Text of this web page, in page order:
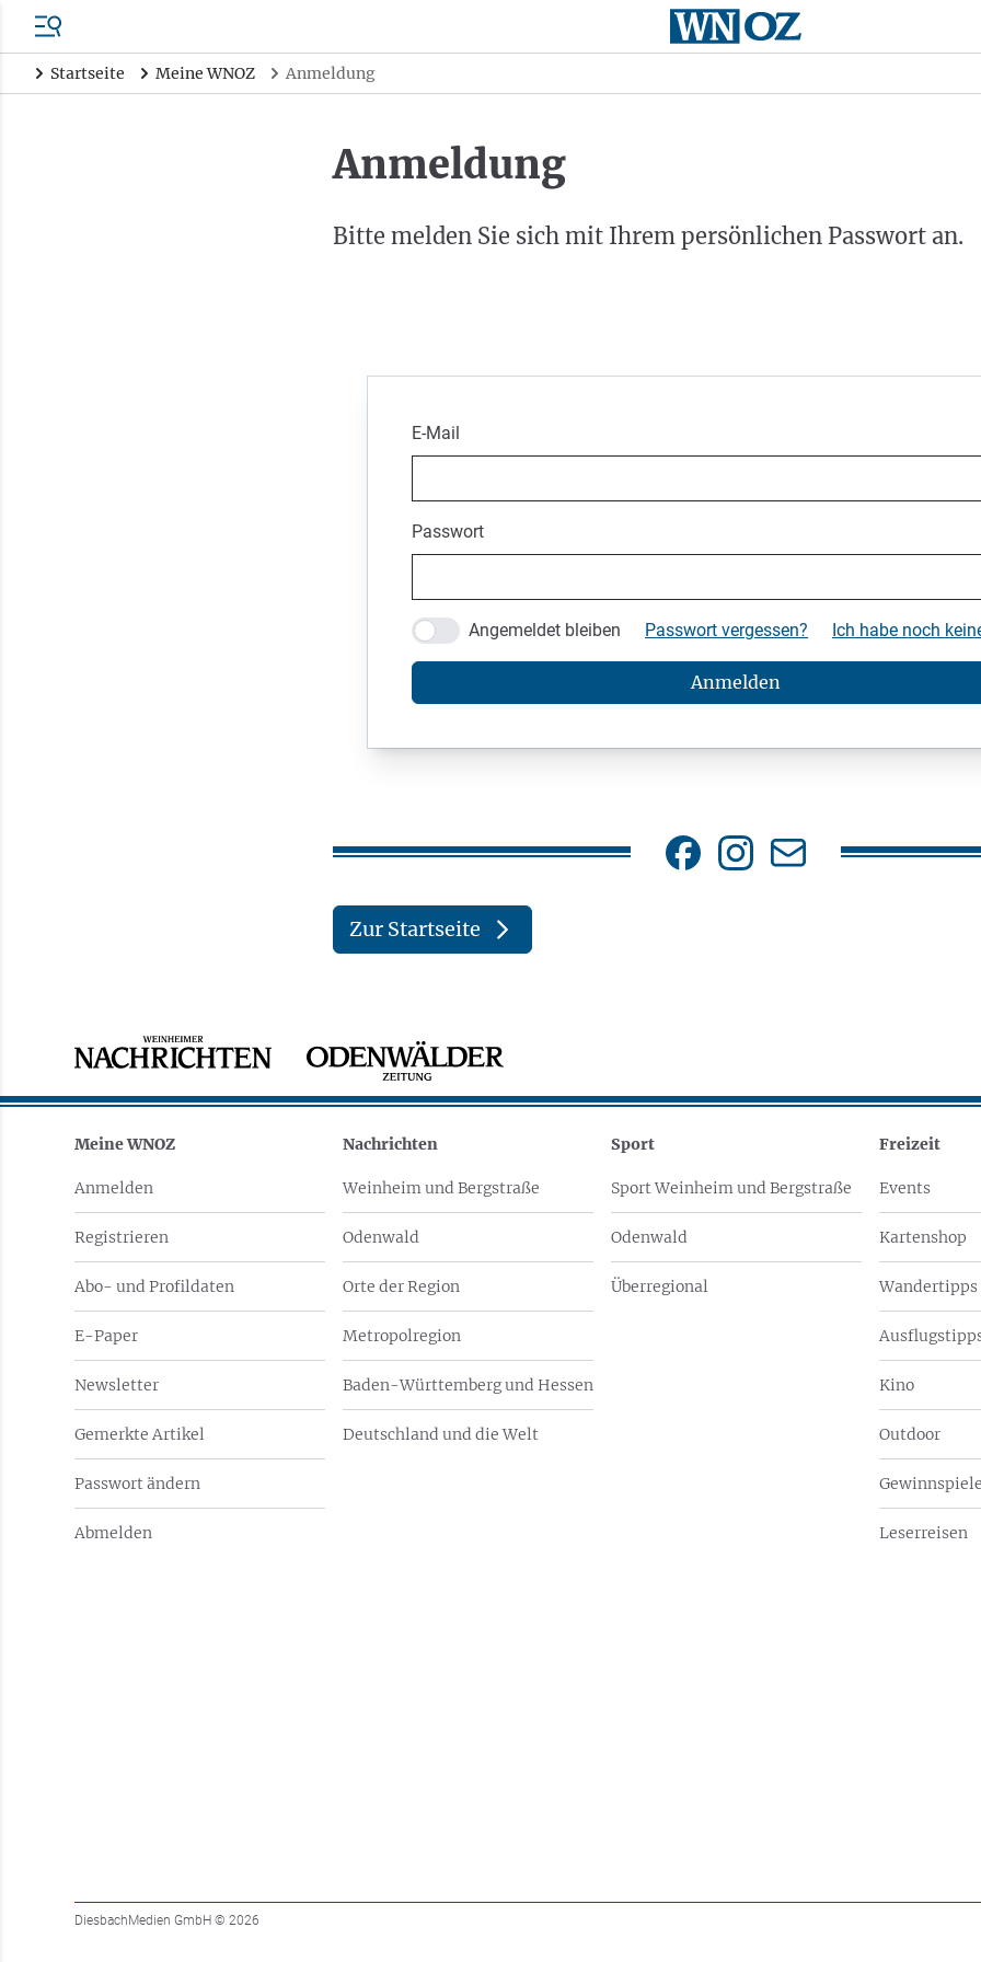
Startseite Meine WNOZ Anmeldung
Anmeldung
Bitte melden Sie sich mit Ihrem persönlichen Passwort an.
E-Mail
Passwort
Angemeldet bleiben Passwort vergessen? Ich habe noch
Anmelden
Zur Startseite
Meine WNOZ
Anmelden
Registrieren
Abo- und Profildaten
E-Paper
Newsletter
Gemerkte Artikel
Passwort ändern
Abmelden
Nachrichten
Weinheim und Bergstraße
Odenwald
Orte der Region
Metropolregion
Baden-Württemberg und Hessen
Deutschland und die Welt
Sport
Sport Weinheim und Bergstraße
Odenwald
Überregional
Freizeit
Events
Kartenshop
Wandertipps
Kino
Outdoor
Gewinnspiele
Leserreisen
DiesbachMedien GmbH © 2026